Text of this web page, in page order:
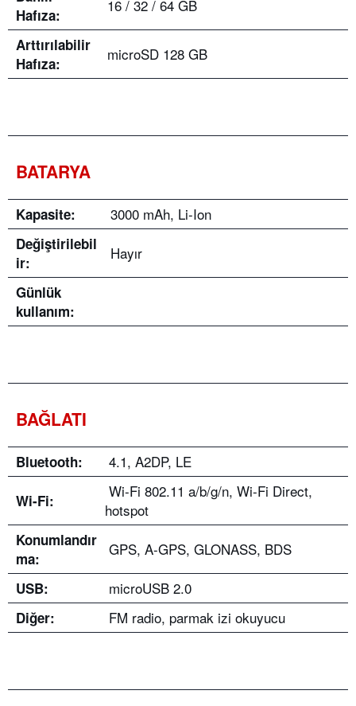
Hafıza:
16 / 32 / 64 GB
Arttırılabilir
Hafıza:
microSD 128 GB
BATARYA
Kapasite: 3000 mAh, Li-Ion
Değiştirilebil
ir: Hayır
Günlük
kullanım:
BAĞLATI
Bluetooth: 4.1, A2DP, LE
Wi-Fi:
Wi-Fi 802.11 a/b/g/n, Wi-Fi Direct,
hotspot
Konumlandır
ma:
GPS, A-GPS, GLONASS, BDS
USB: microUSB 2.0
Diğer: FM radio, parmak izi okuyucu